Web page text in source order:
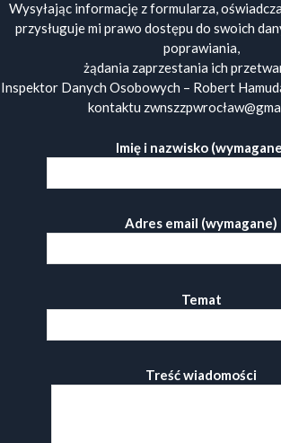
Wysyłając informację z formularza,
przysługuje mi prawo dostępu do swoich
poprawiania,
żądania zaprzestania ich
Inspektor Danych Osobowych – Robert
kontaktu
Imię i nazwisko
Adres email (wymagane)
Temat
Treść wiadomości